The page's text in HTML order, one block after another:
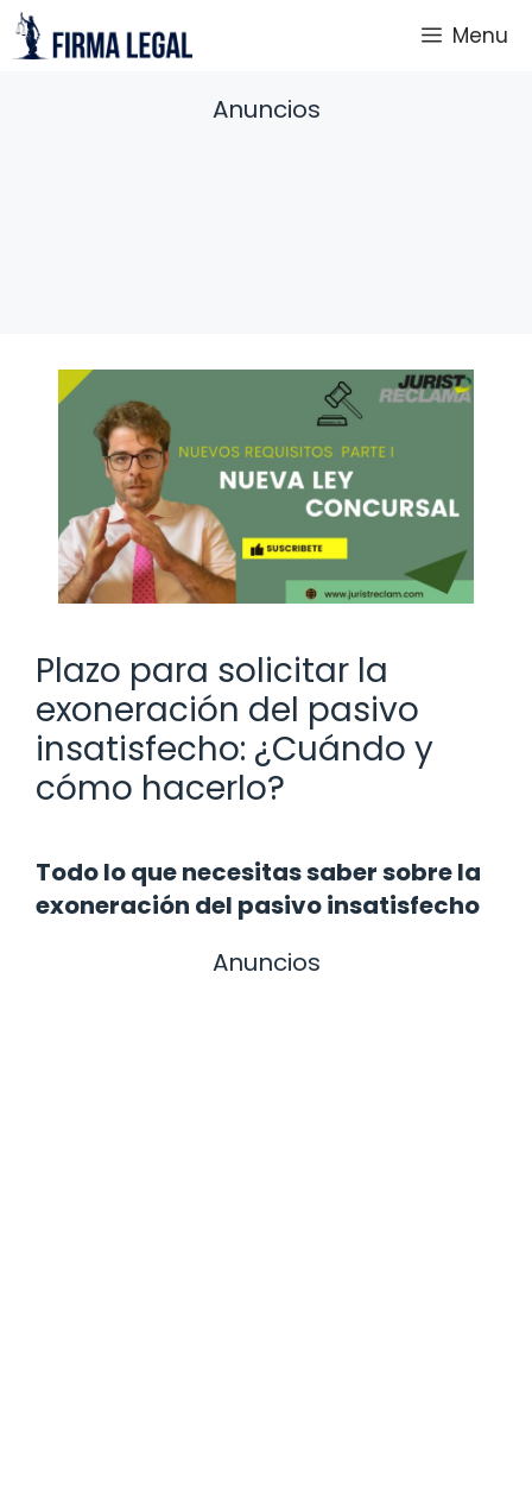
Saltar
al
Menu
Anuncios
Plazo para solicitar la
exoneración del pasivo
insatisfecho: ¿Cuándo y
cómo hacerlo?
Todo lo que necesitas saber sobre la
exoneración del pasivo insatisfecho
Anuncios